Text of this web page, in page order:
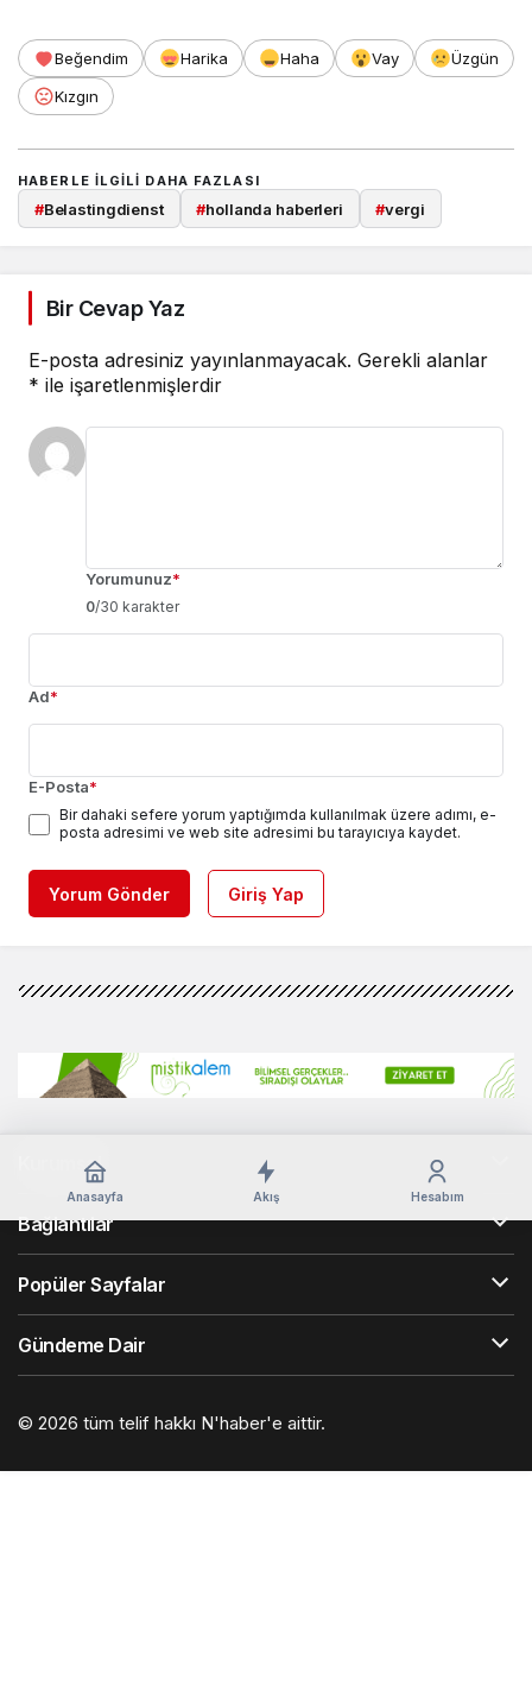
Beğendim Harika Haha Vay
Üzgün
Kızgın
HABERLE ILGILI DAHA FAZLASI
#Belastingdienst #hollanda haberleri #vergi
Bir Cevap Yaz
E-posta adresiniz yayınlanmayacak. Gerekli alanlar
* ile işaretlenmişlerdir
Yorumunuz*
0/30 karakter
Ad*
E-Posta*
Bir dahaki sefere yorum yaptığımda kullanılmak üzere adımı, e-
posta adresimi ve web site adresimi bu tarayıcıya kaydet.
Yorum Gönder Giriş Yap
Anasayfa Akış Hesabım
Kurumsal
Bağlantılar
Popüler Sayfalar
Gündeme Dair
© 2026 tüm telif hakkı N'haber'e aittir.